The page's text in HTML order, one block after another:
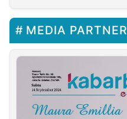
MEDIA PARTNER